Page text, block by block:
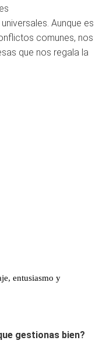
Aunque es
comunes, nos
que nos regala la
entusiasmo y
gestionas bien?